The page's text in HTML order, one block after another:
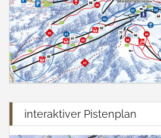
interaktiver Pistenplan